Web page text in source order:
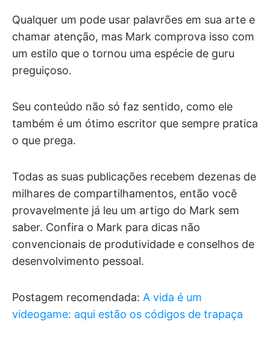
Qualquer um pode usar palavrões em sua arte e
chamar atenção, mas Mark comprova isso com
um estilo que o tornou uma espécie de guru
preguiçoso.
Seu conteúdo não só faz sentido, como ele
também é um ótimo escritor que sempre pratica
o que prega.
Todas as suas publicações recebem dezenas de
milhares de compartilhamentos, então você
provavelmente já leu um artigo do Mark sem
saber. Confira o Mark para dicas não
convencionais de produtividade e conselhos de
desenvolvimento pessoal.
Postagem recomendada: A vida é um
videogame: aqui estão os códigos de trapaça